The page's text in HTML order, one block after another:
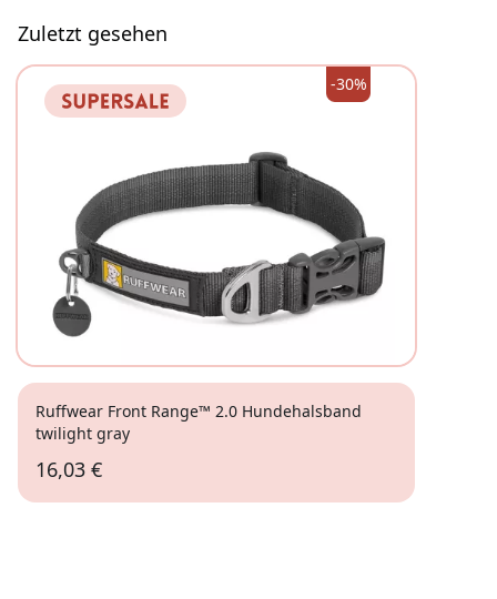
Zuletzt gesehen
-30%
Ruffwear Front Range™ 2.0 Hundehalsband
twilight gray
16,03 €